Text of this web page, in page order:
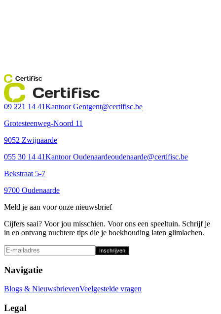
Certifisc
Certifisc
09 221 14 41Kantoor Gentgent@certifisc.be
Grotesteenweg-Noord 11
9052 Zwijnaarde
055 30 14 41Kantoor Oudenaardeoudenaarde@certifisc.be
Bekstraat 5-7
9700 Oudenaarde
Meld je aan voor onze nieuwsbrief
Cijfers saai? Voor jou misschien. Voor ons een speeltuin. Schrijf je
in en ontvang nuchtere tips die je boekhouding laten glimlachen.
Inschrijven
Navigatie
Blogs & NieuwsbrievenVeelgestelde vragen
Legal